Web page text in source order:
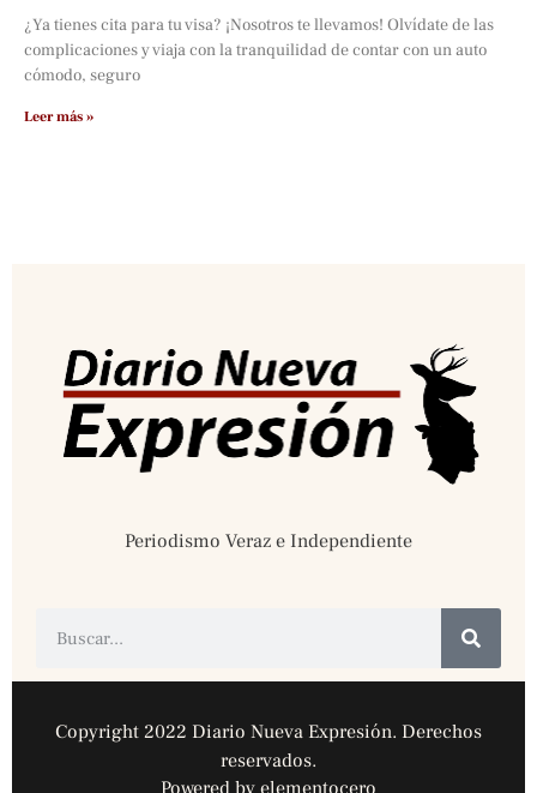
¿Ya tienes cita para tu visa? ¡Nosotros te llevamos! Olvídate de las
complicaciones y viaja con la tranquilidad de contar con un auto
cómodo, seguro
Leer más »
Periodismo Veraz e Independiente
Copyright 2022 Diario Nueva Expresión. Derechos
reservados.